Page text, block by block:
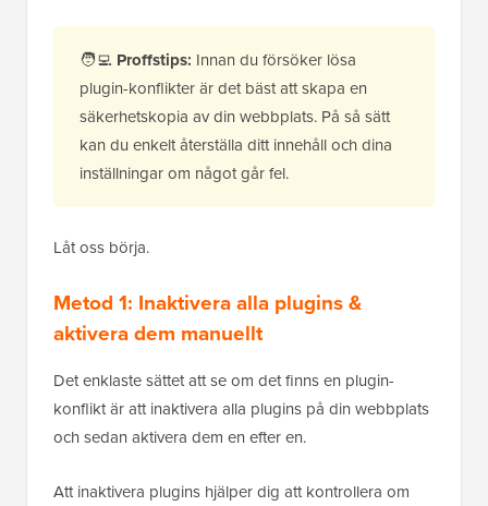
🧑‍💻 Proffstips: Innan du försöker lösa
plugin-konflikter är det bäst att skapa en
säkerhetskopia av din webbplats. På så sätt
kan du enkelt återställa ditt innehåll och dina
inställningar om något går fel.
Låt oss börja.
Metod 1: Inaktivera alla plugins &
aktivera dem manuellt
Det enklaste sättet att se om det finns en plugin-
konflikt är att inaktivera alla plugins på din webbplats
och sedan aktivera dem en efter en.
Att inaktivera plugins hjälper dig att kontrollera om